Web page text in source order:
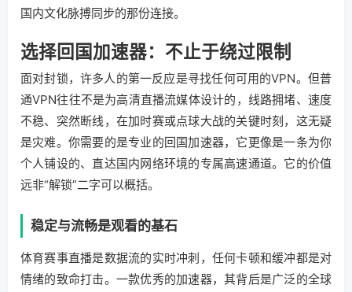
国内文化脉搏同步的那份连接。
选择回国加速器：不止于绕过限制
面对封锁，许多人的第一反应是寻找任何可用的VPN。但普
通VPN往往不是为高清直播流媒体设计的，线路拥堵、速度
不稳、突然断线，在加时赛或点球大战的关键时刻，这无疑
是灾难。你需要的是专业的回国加速器，它更像是一条为你
个人铺设的、直达国内网络环境的专属高速通道。它的价值
远非“解锁”二字可以概括。
稳定与流畅是观看的基石
体育赛事直播是数据流的实时冲刺，任何卡顿和缓冲都是对
情绪的致命打击。一款优秀的加速器，其背后是广泛的全球